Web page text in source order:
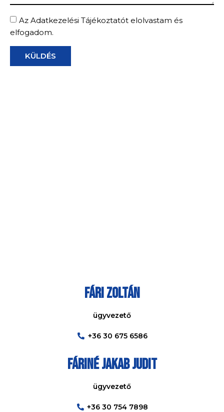
Az Adatkezelési Tájékoztatót elolvastam és
elfogadom.
KÜLDÉS
Fári Zoltán
ügyvezető
+36 30 675 6586
Fáriné Jakab Judit
ügyvezető
+36 30 754 7898